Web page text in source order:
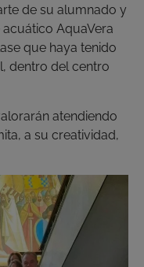
de su alumnado y
AquaVera
que haya tenido
dentro del centro
atendiendo
a su creatividad,